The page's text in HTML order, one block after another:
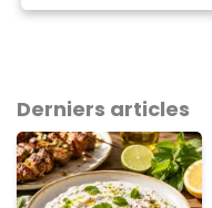
Derniers articles